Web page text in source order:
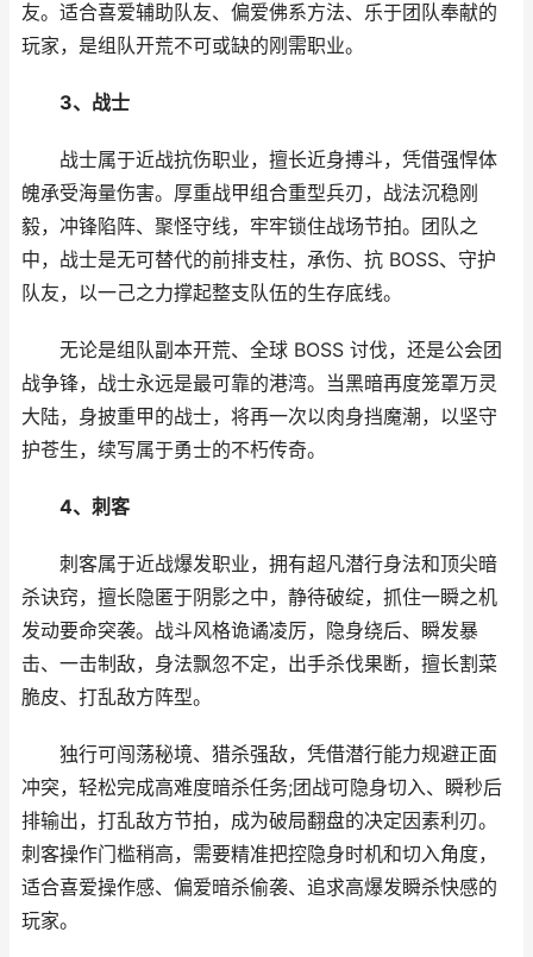
友。适合喜爱辅助队友、偏爱佛系方法、乐于团队奉献的
玩家，是组队开荒不可或缺的刚需职业。
3、战士
战士属于近战抗伤职业，擅长近身搏斗，凭借强悍体
魄承受海量伤害。厚重战甲组合重型兵刃，战法沉稳刚
毅，冲锋陷阵、聚怪守线，牢牢锁住战场节拍。团队之
中，战士是无可替代的前排支柱，承伤、抗 BOSS、守护
队友，以一己之力撑起整支队伍的生存底线。
无论是组队副本开荒、全球 BOSS 讨伐，还是公会团
战争锋，战士永远是最可靠的港湾。当黑暗再度笼罩万灵
大陆，身披重甲的战士，将再一次以肉身挡魔潮，以坚守
护苍生，续写属于勇士的不朽传奇。
4、刺客
刺客属于近战爆发职业，拥有超凡潜行身法和顶尖暗
杀诀窍，擅长隐匿于阴影之中，静待破绽，抓住一瞬之机
发动要命突袭。战斗风格诡谲凌厉，隐身绕后、瞬发暴
击、一击制敌，身法飘忽不定，出手杀伐果断，擅长割菜
脆皮、打乱敌方阵型。
独行可闯荡秘境、猎杀强敌，凭借潜行能力规避正面
冲突，轻松完成高难度暗杀任务;团战可隐身切入、瞬秒后
排输出，打乱敌方节拍，成为破局翻盘的决定因素利刃。
刺客操作门槛稍高，需要精准把控隐身时机和切入角度，
适合喜爱操作感、偏爱暗杀偷袭、追求高爆发瞬杀快感的
玩家。